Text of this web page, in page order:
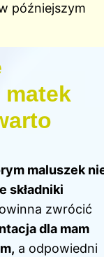
późniejszym
maluszek
składniki
zwrócić
dla mam
a odpowiedni